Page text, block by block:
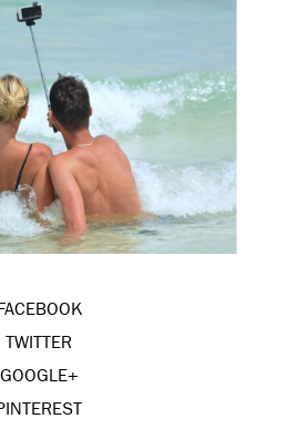
TWITTER
GOOGLE+